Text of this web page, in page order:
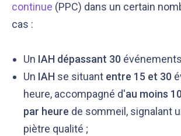
continue (PPC) dans un certain
cas :
Un IAH dépassant 30
Un IAH se situant entre 15 et 30
heure, accompagné d'au moins
par heure de sommeil, signalant
piètre qualité ;